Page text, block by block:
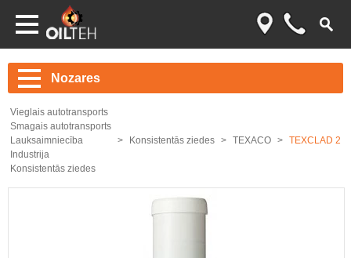
Nozares
Vieglais autotransports
Smagais autotransports
Lauksaimniecība
Industrija
Konsistentās ziedes
Konsistentās ziedes TEXACO TEXCLAD 2